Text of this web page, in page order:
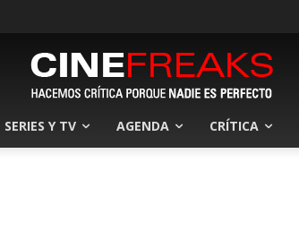
SERIES Y TV AGENDA CRÍTICA